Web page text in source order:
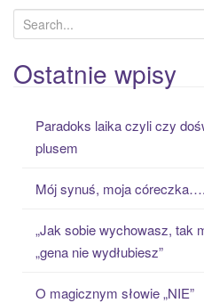
e
a
r
Ostatnie wpisy
Paradoks laika czyli czy
plusem
Mój synuś, moja córeczka….
„Jak sobie wychowasz, tak
„gena nie wydłubiesz”
O magicznym słowie „NIE”